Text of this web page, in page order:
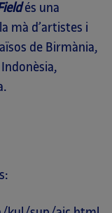
és una
mà d’artistes i
de Birmània,